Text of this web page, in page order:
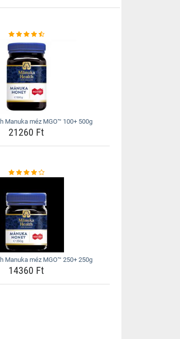
Manuka méz MGO™ 100+ 500g
21260 Ft
Manuka méz MGO™ 250+ 250g
14360 Ft